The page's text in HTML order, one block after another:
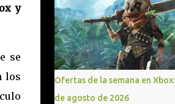
y
se
los
Ofertas de la semana en
de agosto de 2026